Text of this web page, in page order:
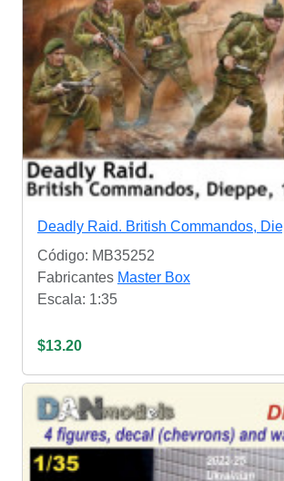
Deadly Raid. British Commandos,
Código: MB35252
Fabricantes Master Box
Escala: 1:35
$13.20